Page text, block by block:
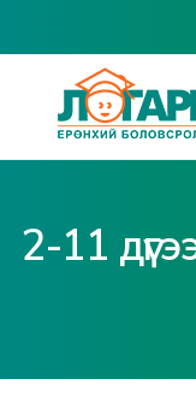
2-11